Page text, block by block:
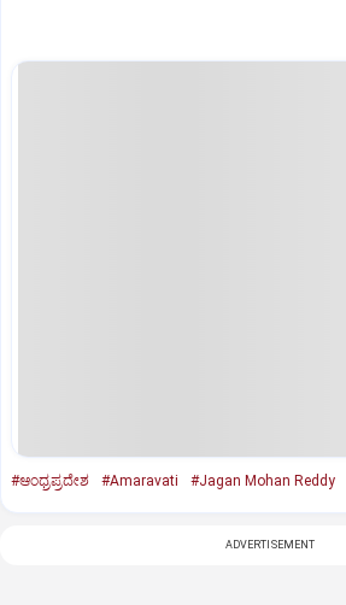
#ಆಂಧ್ರಪ್ರದೇಶ #Amaravati #Jagan Mohan Reddy
ADVERTISEMENT